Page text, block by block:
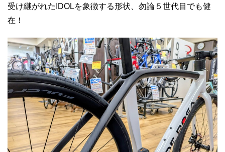
受け継がれたIDOLを象徴する形状、勿論５世代目でも健
在！